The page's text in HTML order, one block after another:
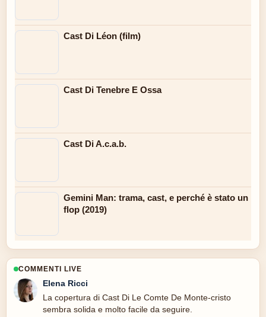
Cast Di Léon (film)
Cast Di Tenebre E Ossa
Cast Di A.c.a.b.
Gemini Man: trama, cast, e perché è stato un
flop (2019)
COMMENTI LIVE
Elena Ricci
La copertura di Cast Di Le Comte De Monte-cristo
sembra solida e molto facile da seguire.